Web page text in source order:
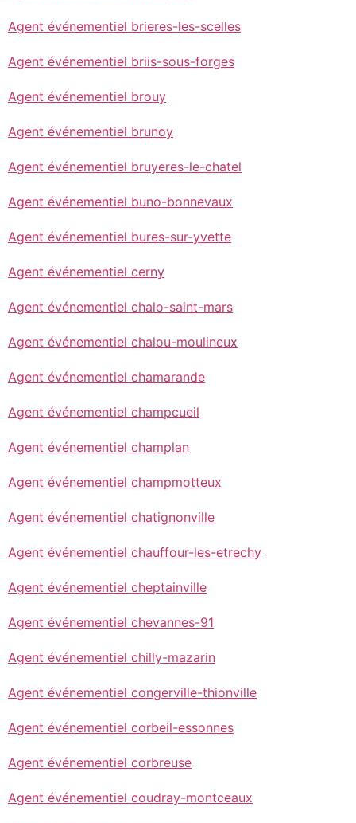
Agent événementiel brieres-les-scelles
Agent événementiel briis-sous-forges
Agent événementiel brouy
Agent événementiel brunoy
Agent événementiel bruyeres-le-chatel
Agent événementiel buno-bonnevaux
Agent événementiel bures-sur-yvette
Agent événementiel cerny
Agent événementiel chalo-saint-mars
Agent événementiel chalou-moulineux
Agent événementiel chamarande
Agent événementiel champcueil
Agent événementiel champlan
Agent événementiel champmotteux
Agent événementiel chatignonville
Agent événementiel chauffour-les-etrechy
Agent événementiel cheptainville
Agent événementiel chevannes-91
Agent événementiel chilly-mazarin
Agent événementiel congerville-thionville
Agent événementiel corbeil-essonnes
Agent événementiel corbreuse
Agent événementiel coudray-montceaux